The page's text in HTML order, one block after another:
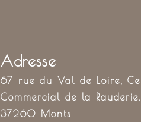
Adresse
67 rue du Val de Loire, Centre
Commercial de la Rauderie,
37260 Monts